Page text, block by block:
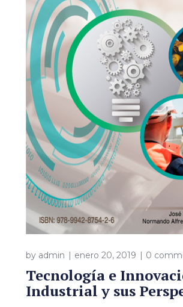
by admin enero 20, 2019 0
Tecnología e
Industrial y sus